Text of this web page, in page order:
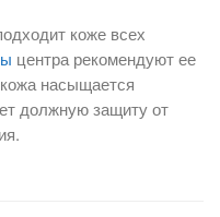
коже всех
центра рекомендуют ее
насыщается
должную защиту от